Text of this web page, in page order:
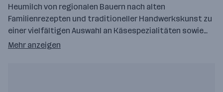
Heumilch von regionalen Bauern nach alten
Familienrezepten und traditioneller Handwerkskunst zu
einer vielfältigen Auswahl an Käsespezialitäten sowie…
Mehr anzeigen